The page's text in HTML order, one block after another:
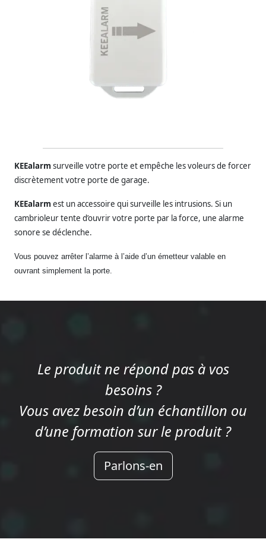
KEEalarm surveille votre porte et empêche les voleurs de forcer
discrètement votre porte de garage.
KEEalarm est un accessoire qui surveille les intrusions. Si un
cambrioleur tente d’ouvrir votre porte par la force, une alarme
sonore se déclenche.
Vous pouvez arrêter l’alarme à l’aide d’un émetteur valable en
ouvrant simplement la porte.
Le produit ne répond pas à vos
besoins ?
Vous avez besoin d’un échantillon ou
d’une formation sur le produit ?
Parlons-en